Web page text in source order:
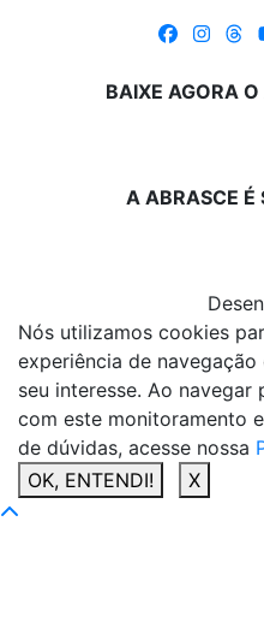
BAIXE AGORA
A ABRASCE É
Nós utilizamos cookies
experiência de
seu interesse. Ao
com este monitoramento
de dúvidas, acesse nossa
OK, ENTENDI!
X